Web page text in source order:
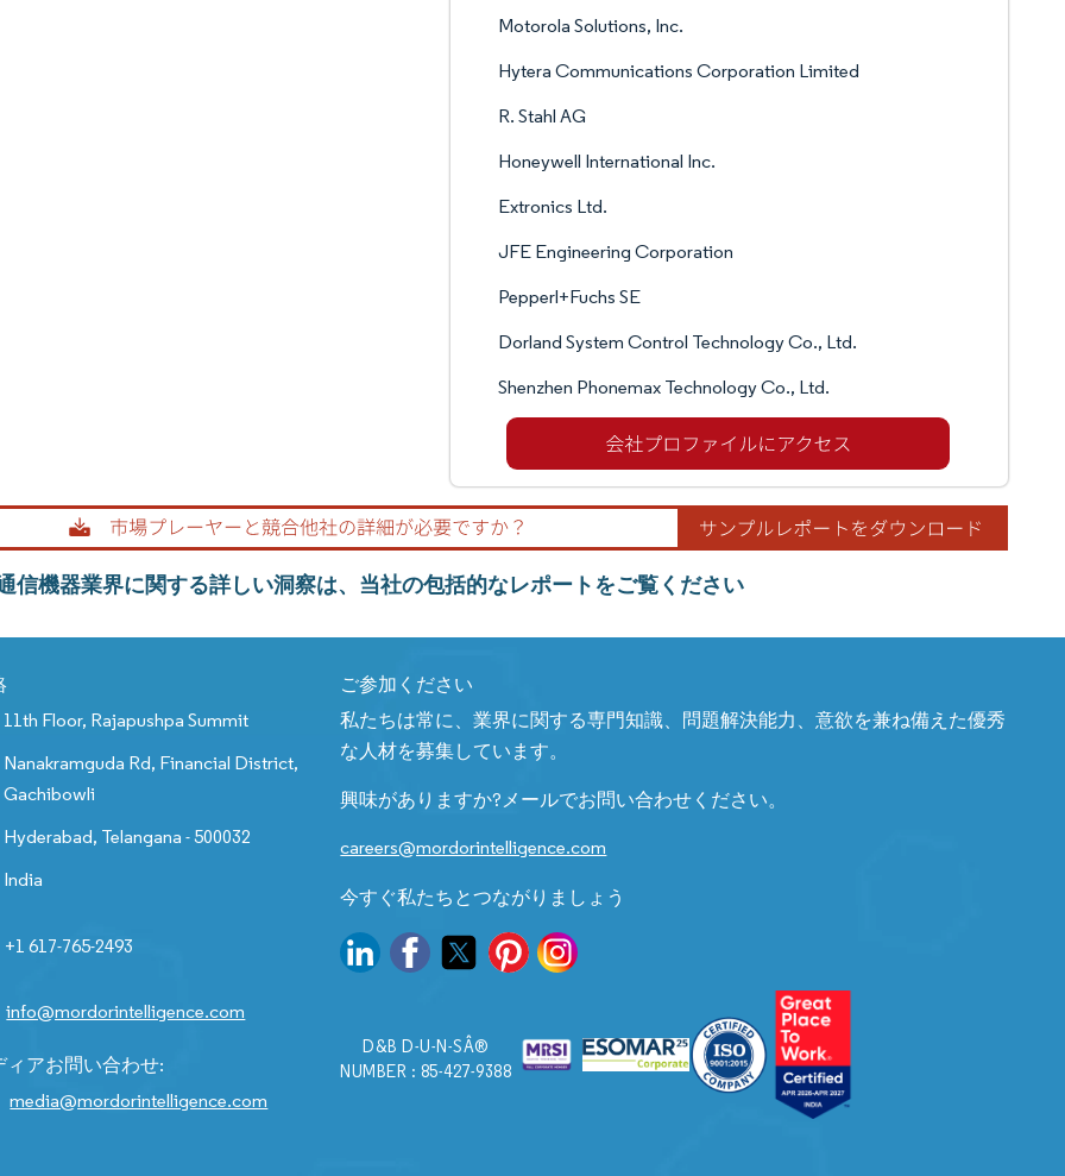
Motorola Solutions, Inc.
Hytera Communications Corporation Limited
R. Stahl AG
Honeywell International Inc.
Extronics Ltd.
JFE Engineering Corporation
Pepperl+Fuchs SE
Dorland System Control Technology Co., Ltd.
Shenzhen Phonemax Technology Co., Ltd.
信機器業界に関する詳しい洞察は、当社の包括的なレポートをご覧ください
11th Floor, Rajapushpa Summit
Nanakramguda Rd, Financial District,
Gachibowli
Hyderabad, Telangana - 500032
India
+1 617-765-2493
info@mordorintelligence.com
ィアお問い合わせ:
media@mordorintelligence.com
ご参加ください
私たちは常に、業界に関する専門知識、問題解決能力、意欲を兼ね備えた優秀
な人材を募集しています。
興味がありますか?メールでお問い合わせください。
careers@mordorintelligence.com
今すぐ私たちとつながりましょう
D&B D-U-N-SÂ®
NUMBER : 85-427-9388